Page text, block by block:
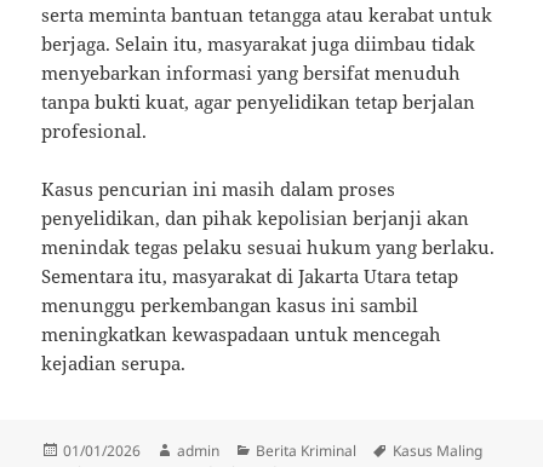
serta meminta bantuan tetangga atau kerabat untuk
berjaga. Selain itu, masyarakat juga diimbau tidak
menyebarkan informasi yang bersifat menuduh
tanpa bukti kuat, agar penyelidikan tetap berjalan
profesional.
Kasus pencurian ini masih dalam proses
penyelidikan, dan pihak kepolisian berjanji akan
menindak tegas pelaku sesuai hukum yang berlaku.
Sementara itu, masyarakat di Jakarta Utara tetap
menunggu perkembangan kasus ini sambil
meningkatkan kewaspadaan untuk mencegah
kejadian serupa.
Diposkan
01/01/2026 Penulis
admin Kategori
Berita Kriminal Tag
Kasus Maling